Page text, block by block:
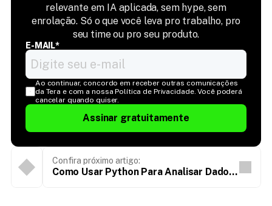
relevante em IA aplicada, sem hype, sem
enrolação. Só o que você leva pro trabalho, pro
seu time ou pro seu produto.
E-MAIL*
Ao continuar, concordo em receber outras comunicações
da Tera e com a nossa Política de Privacidade. Você poderá
cancelar quando quiser.
Assinar gratuitamente
Confira próximo artigo:
Como Usar Python Para Analisar Dados: